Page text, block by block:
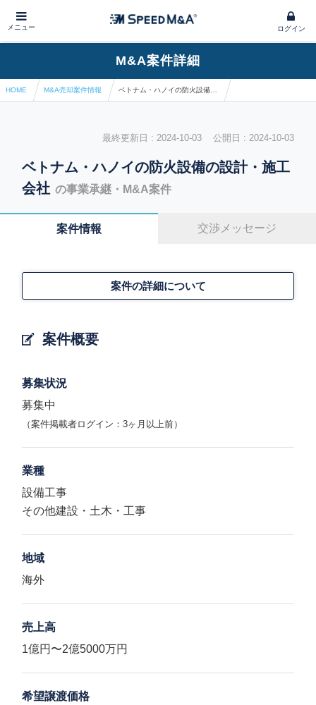
メニュー ログイン
M&A案件詳細
HOME M&A売却案件情報
最終更新日 : 2024-10-03 公開日 : 2024-10-03
ベトナム・ハノイの防火設備の設計・施工
会社 の事業承継・M&A案件
案件情報 交渉メッセージ
案件概要
案件の詳細について
募集状況
募集中
（案件掲載者ログイン：3ヶ月以上前）
業種
設備工事
その他建設・土木・工事
地域
海外
売上高
1億円〜2億5000万円
希望譲渡価格